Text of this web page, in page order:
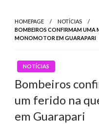
HOMEPAGE
NOTÍCIAS
BOMBEIROS CONFIRMAM UMA
MONOMOTOR EM GUARAPARI
NOTÍCIAS
Bombeiros
um ferido na
em Guarapari